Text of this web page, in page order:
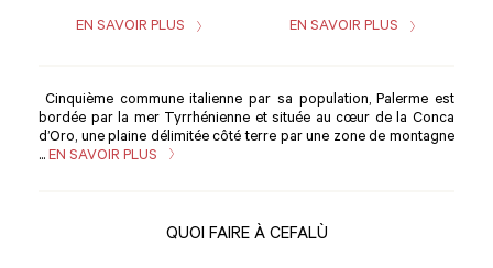
EN SAVOIR PLUS EN SAVOIR PLUS
Cinquième commune italienne par sa population, Palerme est
bordée par la mer Tyrrhénienne et située au cœur de la Conca
d’Oro, une plaine délimitée côté terre par une zone de montagne
... EN SAVOIR PLUS
QUOI FAIRE À CEFALÙ